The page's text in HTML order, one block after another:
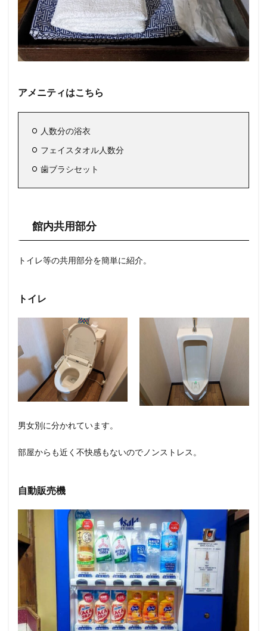
アメニティはこちら
人数分の浴衣
フェイスタオル人数分
歯ブラシセット
館内共用部分
トイレ等の共用部分を簡単に紹介。
トイレ
男女別に分かれています。
部屋からも近く不快感もないのでノンストレス。
自動販売機